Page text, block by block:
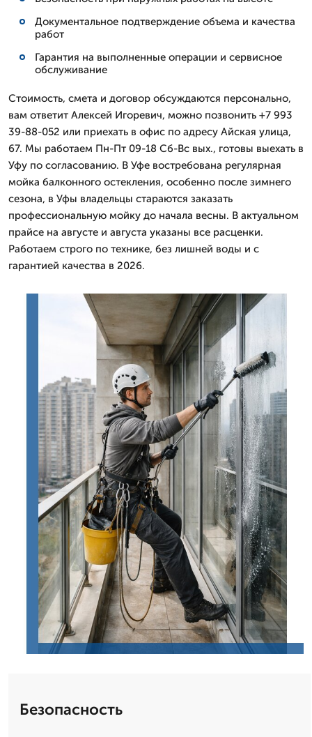
Документальное подтверждение объема и качества
работ
Гарантия на выполненные операции и сервисное
обслуживание
Стоимость, смета и договор обсуждаются персонально,
вам ответит Алексей Игоревич, можно позвонить +7 993
39-88-052 или приехать в офис по адресу Айская улица,
67. Мы работаем Пн-Пт 09-18 Сб-Вс вых., готовы выехать в
Уфу по согласованию. В Уфе востребована регулярная
мойка балконного остекления, особенно после зимнего
сезона, в Уфы владельцы стараются заказать
профессиональную мойку до начала весны. В актуальном
прайсе на августе и августа указаны все расценки.
Работаем строго по технике, без лишней воды и с
гарантией качества в 2026.
Безопасность